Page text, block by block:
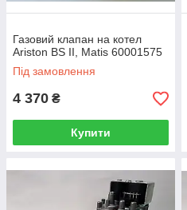
Газовий клапан на котел
Ariston BS II, Matis 60001575
Під замовлення
4 370 ₴
Купити